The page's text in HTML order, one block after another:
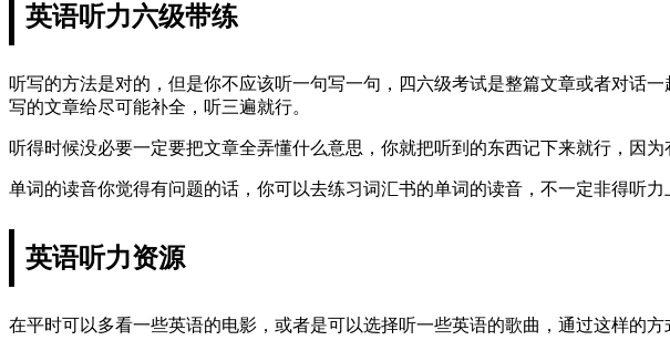
英语听力六级带练
听写的方法是对的，但是你不应该听一句写一句，四六级考试是整篇文章或者对话
写的文章给尽可能补全，听三遍就行。
听得时候没必要一定要把文章全弄懂什么意思，你就把听到的东西记下来就行，因为
单词的读音你觉得有问题的话，你可以去练习词汇书的单词的读音，不一定非得听
英语听力资源
在平时可以多看一些英语的电影，或者是可以选择听一些英语的歌曲，通过这样的